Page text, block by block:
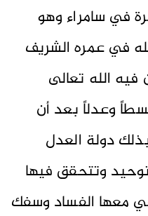
عام 255 للهجرة في سامراء وهو
في عمره الشريف
الله تعالى
وعدلاً بعد أن
دولة العدل
وتتحقق فيها
معها الفساد وسفك